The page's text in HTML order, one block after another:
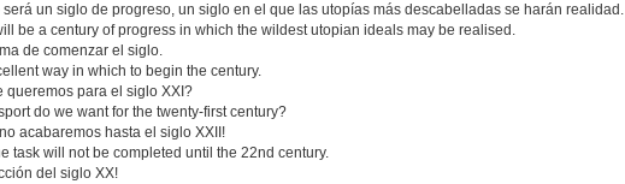
será un siglo de progreso, un siglo en el que las utopías más descabelladas se harán realidad.
be a century of progress in which the wildest utopian ideals may be realised.
de comenzar el siglo.
way in which to begin the century.
queremos para el siglo XXI?
do we want for the twenty-first century?
acabaremos hasta el siglo XXII!
task will not be completed until the 22nd century.
del siglo XX!